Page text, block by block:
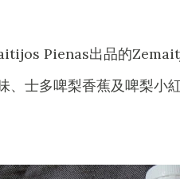
Pienas出品的
、士多啤梨香蕉及啤梨小紅